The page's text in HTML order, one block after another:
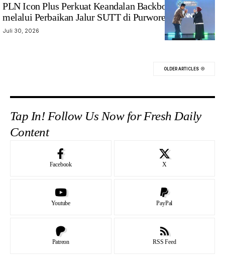
PLN Icon Plus Perkuat Keandalan Backbone Jaringan
melalui Perbaikan Jalur SUTT di Purworejo
Juli 30, 2026
OLDER ARTICLES
Tap In! Follow Us Now for Fresh Daily
Content
Facebook X
Youtube PayPal
Patreon RSS Feed